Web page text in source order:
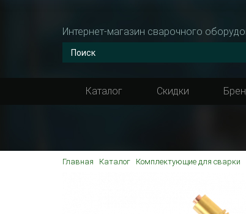
Интернет-магазин сварочного
Каталог Скидки
Главная Каталог Комплектующие для сварки